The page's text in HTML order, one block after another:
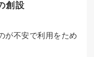
創設
が不安で利用をため